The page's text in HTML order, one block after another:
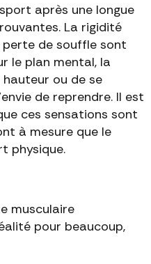
après une longue
La rigidité
de souffle sont
le plan mental, la
ou de se
de reprendre. Il est
ces sensations sont
à mesure que le
physique.
musculaire
pour beaucoup,